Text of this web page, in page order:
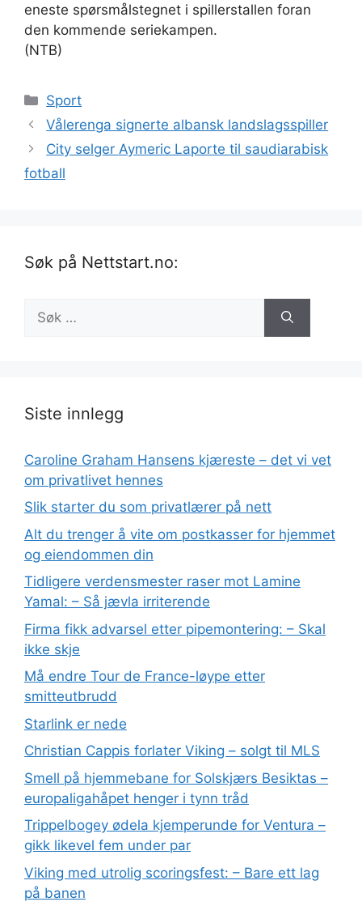
eneste spørsmålstegnet i spillerstallen foran
den kommende seriekampen.
(NTB)
Kategorier
Sport
Vålerenga signerte albansk landslagsspiller
City selger Aymeric Laporte til saudiarabisk
fotball
Søk på Nettstart.no:
etter:
Siste innlegg
Caroline Graham Hansens kjæreste – det vi vet
om privatlivet hennes
Slik starter du som privatlærer på nett
Alt du trenger å vite om postkasser for hjemmet
og eiendommen din
Tidligere verdensmester raser mot Lamine
Yamal: – Så jævla irriterende
Firma fikk advarsel etter pipemontering: – Skal
ikke skje
Må endre Tour de France-løype etter
smitteutbrudd
Starlink er nede
Christian Cappis forlater Viking – solgt til MLS
Smell på hjemmebane for Solskjærs Besiktas –
europaligahåpet henger i tynn tråd
Trippelbogey ødela kjemperunde for Ventura –
gikk likevel fem under par
Viking med utrolig scoringsfest: – Bare ett lag
på banen